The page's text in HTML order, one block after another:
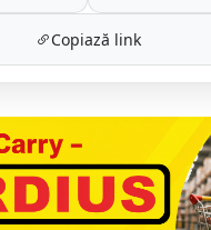
Copiază link